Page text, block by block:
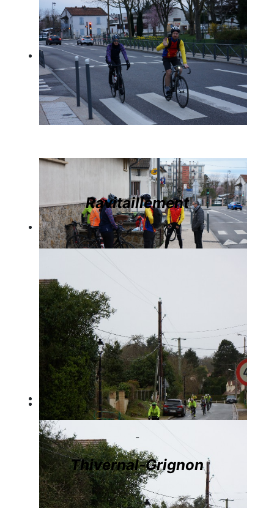
-
Ravitaillement
-
Thivernal-Grignon